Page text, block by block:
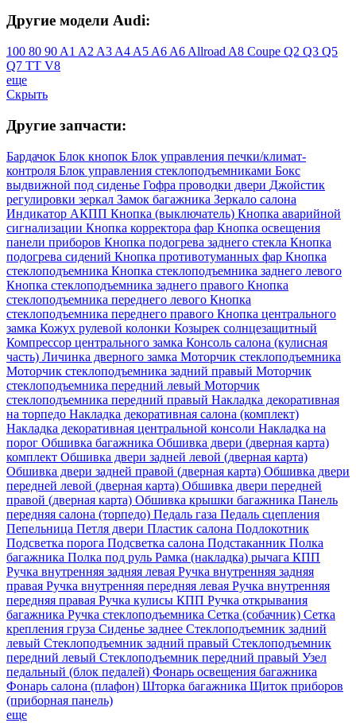
Другие модели Audi:
100 80 90 A1 A2 A3 A4 A5 A6 A6 Allroad A8 Coupe Q2 Q3 Q5
Q7 TT V8
еще
Скрыть
Другие запчасти:
Бардачок Блок кнопок Блок управления печки/климат-
контроля Блок управления стеклоподъемниками Бокс
выдвижной под сиденье Гофра проводки двери Джойстик
регулировки зеркал Замок багажника Зеркало салона
Индикатор АКПП Кнопка (выключатель) Кнопка аварийной
сигнализации Кнопка корректора фар Кнопка освещения
панели приборов Кнопка подогрева заднего стекла Кнопка
подогрева сидений Кнопка противотуманных фар Кнопка
стеклоподъемника Кнопка стеклоподъемника заднего левого
Кнопка стеклоподъемника заднего правого Кнопка
стеклоподъемника переднего левого Кнопка
стеклоподъемника переднего правого Кнопка центрального
замка Кожух рулевой колонки Козырек солнцезащитный
Компрессор центрального замка Консоль салона (кулисная
часть) Личинка дверного замка Моторчик стеклоподъемника
Моторчик стеклоподъемника задний правый Моторчик
стеклоподъемника передний левый Моторчик
стеклоподъемника передний правый Накладка декоративная
на торпедо Накладка декоративная салона (комплект)
Накладка декоративная центральной консоли Накладка на
порог Обшивка багажника Обшивка двери (дверная карта)
комплект Обшивка двери задней левой (дверная карта)
Обшивка двери задней правой (дверная карта) Обшивка двери
передней левой (дверная карта) Обшивка двери передней
правой (дверная карта) Обшивка крышки багажника Панель
передняя салона (торпедо) Педаль газа Педаль сцепления
Пепельница Петля двери Пластик салона Подлокотник
Подсветка порога Подсветка салона Подстаканник Полка
багажника Полка под руль Рамка (накладка) рычага КПП
Ручка внутренняя задняя левая Ручка внутренняя задняя
правая Ручка внутренняя передняя левая Ручка внутренняя
передняя правая Ручка кулисы КПП Ручка открывания
багажника Ручка стеклоподъемника Сетка (собачник) Сетка
крепления груза Сиденье заднее Стеклоподъемник задний
левый Стеклоподъемник задний правый Стеклоподъемник
передний левый Стеклоподъемник передний правый Узел
педальный (блок педалей) Фонарь освещения багажника
Фонарь салона (плафон) Шторка багажника Щиток приборов
(приборная панель)
еще